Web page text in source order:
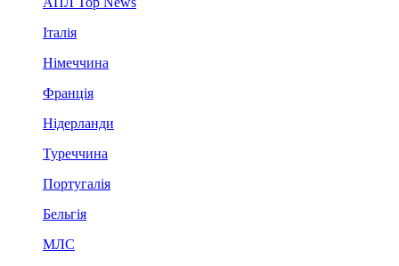
Італія
Німеччина
Франція
Нідерланди
Туреччина
Португалія
Бельгія
МЛС